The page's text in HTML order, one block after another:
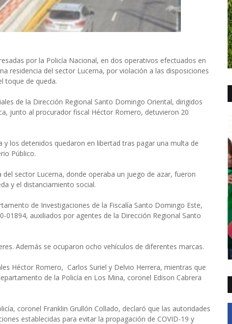
por la Policía Nacional, en dos operativos efectuados en
residencia del sector Lucerna, por violación a las disposiciones
toque de queda.
de la Dirección Regional Santo Domingo Oriental, dirigidos
junto al procurador fiscal Héctor Romero, detuvieron 20
los detenidos quedaron en libertad tras pagar una multa de
Público.
sector Lucerna, donde operaba un juego de azar, fueron
y el distanciamiento social.
de Investigaciones de la Fiscalía Santo Domingo Este,
01894, auxiliados por agentes de la Dirección Regional Santo
Además se ocuparon ocho vehículos de diferentes marcas.
Héctor Romero, Carlos Suriel y Delvio Herrera, mientras que
de la Policía en Los Mina, coronel Edison Cabrera
coronel Franklin Grullón Collado, declaró que las autoridades
establecidas para evitar la propagación de COVID-19 y